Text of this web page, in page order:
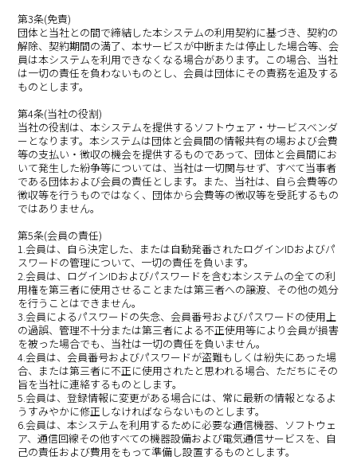
第3条(免責)
団体と当社との間で締結した本システムの利用契約に基づき、契約の
解除、契約期間の満了、本サービスが中断または停止した場合等、会
員は本システムを利用できなくなる場合があります。この場合、当社
は一切の責任を負わないものとし、会員は団体にその責務を追及する
ものとします。
第4条(当社の役割)
当社の役割は、本システムを提供するソフトウェア・サービスベンダ
ーとなります。本システムは団体と会員間の情報共有の場および会費
等の支払い・徴収の機会を提供するものであって、団体と会員間にお
いて発生した紛争等については、当社は一切関与せず、すべて当事者
である団体および会員の責任とします。また、当社は、自ら会費等の
徴収等を行うものではなく、団体から会費等の徴収等を受託するもの
ではありません。
第5条(会員の責任)
1.会員は、自ら決定した、または自動発番されたログインIDおよびパ
スワードの管理について、一切の責任を負います。
2.会員は、ログインIDおよびパスワードを含む本システムの全ての利
用権を第三者に使用させることまたは第三者への譲渡、その他の処分
を行うことはできません。
3.会員によるパスワードの失念、会員番号およびパスワードの使用上
の過誤、管理不十分または第三者による不正使用等により会員が損害
を被った場合でも、当社は一切の責任を負いません。
4.会員は、会員番号およびパスワードが盗難もしくは紛失にあった場
合、または第三者に不正に使用されたと思われる場合、ただちにその
旨を当社に連絡するものとします。
5.会員は、登録情報に変更がある場合には、常に最新の情報となるよ
うすみやかに修正しなければならないものとします。
6.会員は、本システムを利用するために必要な通信機器、ソフトウェ
ア、通信回線その他すべての機器設備および電気通信サービスを、自
己の責任および費用をもって準備し設置するものとします。